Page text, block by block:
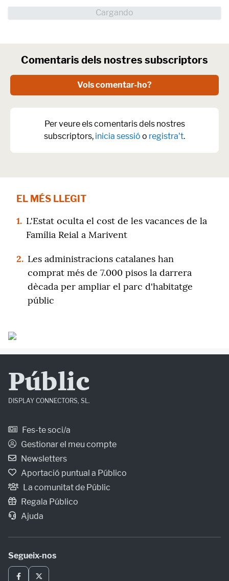
Comentaris dels nostres subscriptors
Vols comentar-ho?
Per veure els comentaris dels nostres
subscriptors, inicia sessió o registra't.
EL MÉS LLEGIT
1. L'Estat oculta el cost de les vacances de la
Família Reial a Marivent
2. Les administracions catalanes han
comprat més de 7.000 pisos la darrera
dècada per ampliar el parc d'habitatge
públic
Públic
DISPLAY CONNECTORS, SL.
Fes-te soci/a
Gestionar el meu compte
Newsletters
Aportació puntual a Público
La comunitat de Públic
Regala Público
Ajuda
Segueix-nos